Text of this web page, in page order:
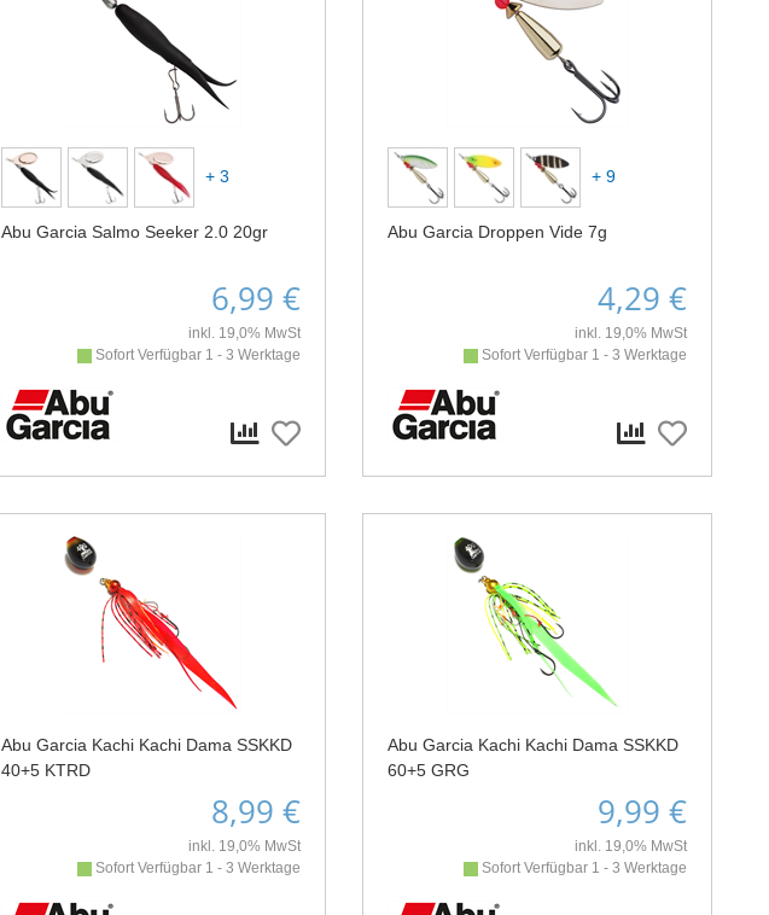
+ 3
Abu Garcia Salmo Seeker 2.0 20gr
6,99 €
inkl. 19,0% MwSt
Sofort Verfügbar 1 - 3 Werktage
+ 9
Abu Garcia Droppen Vide 7g
4,29 €
inkl. 19,0% MwSt
Sofort Verfügbar 1 - 3 Werktage
Abu Garcia Kachi Kachi Dama SSKKD
40+5 KTRD
8,99 €
inkl. 19,0% MwSt
Sofort Verfügbar 1 - 3 Werktage
Abu Garcia Kachi Kachi Dama SSKKD
60+5 GRG
9,99 €
inkl. 19,0% MwSt
Sofort Verfügbar 1 - 3 Werktage